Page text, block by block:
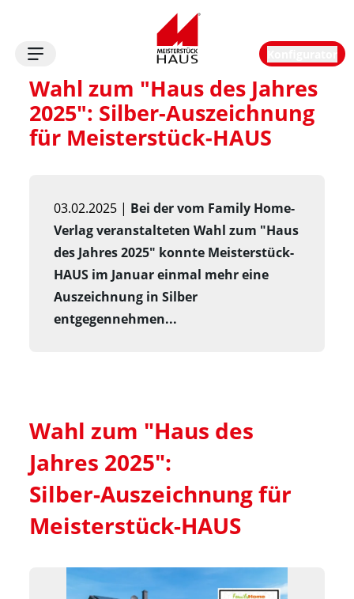
Wahl zum "Haus des Jahres
2025": Silber-Auszeichnung
für Meisterstück-HAUS
03.02.2025 | Bei der vom Family Home-
Verlag veranstalteten Wahl zum "Haus
des Jahres 2025" konnte Meisterstück-
HAUS im Januar einmal mehr eine
Auszeichnung in Silber
entgegennehmen...
Wahl zum "Haus des
Jahres 2025":
Silber-Auszeichnung für
Meisterstück-HAUS